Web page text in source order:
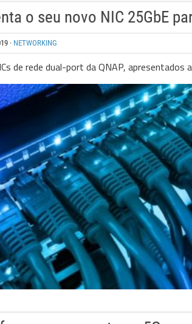
o seu novo NIC 25GbE
· NETWORKING
de rede dual-port da QNAP, apresentados